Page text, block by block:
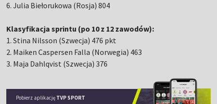
6. Julia Biełorukowa (Rosja) 804
Klasyfikacja sprintu (po 10 z 12 zawodów):
1. Stina Nilsson (Szwecja) 476 pkt
2. Maiken Caspersen Falla (Norwegia) 463
3. Maja Dahlqvist (Szwecja) 376
Pobierz aplikację TVP SPORT